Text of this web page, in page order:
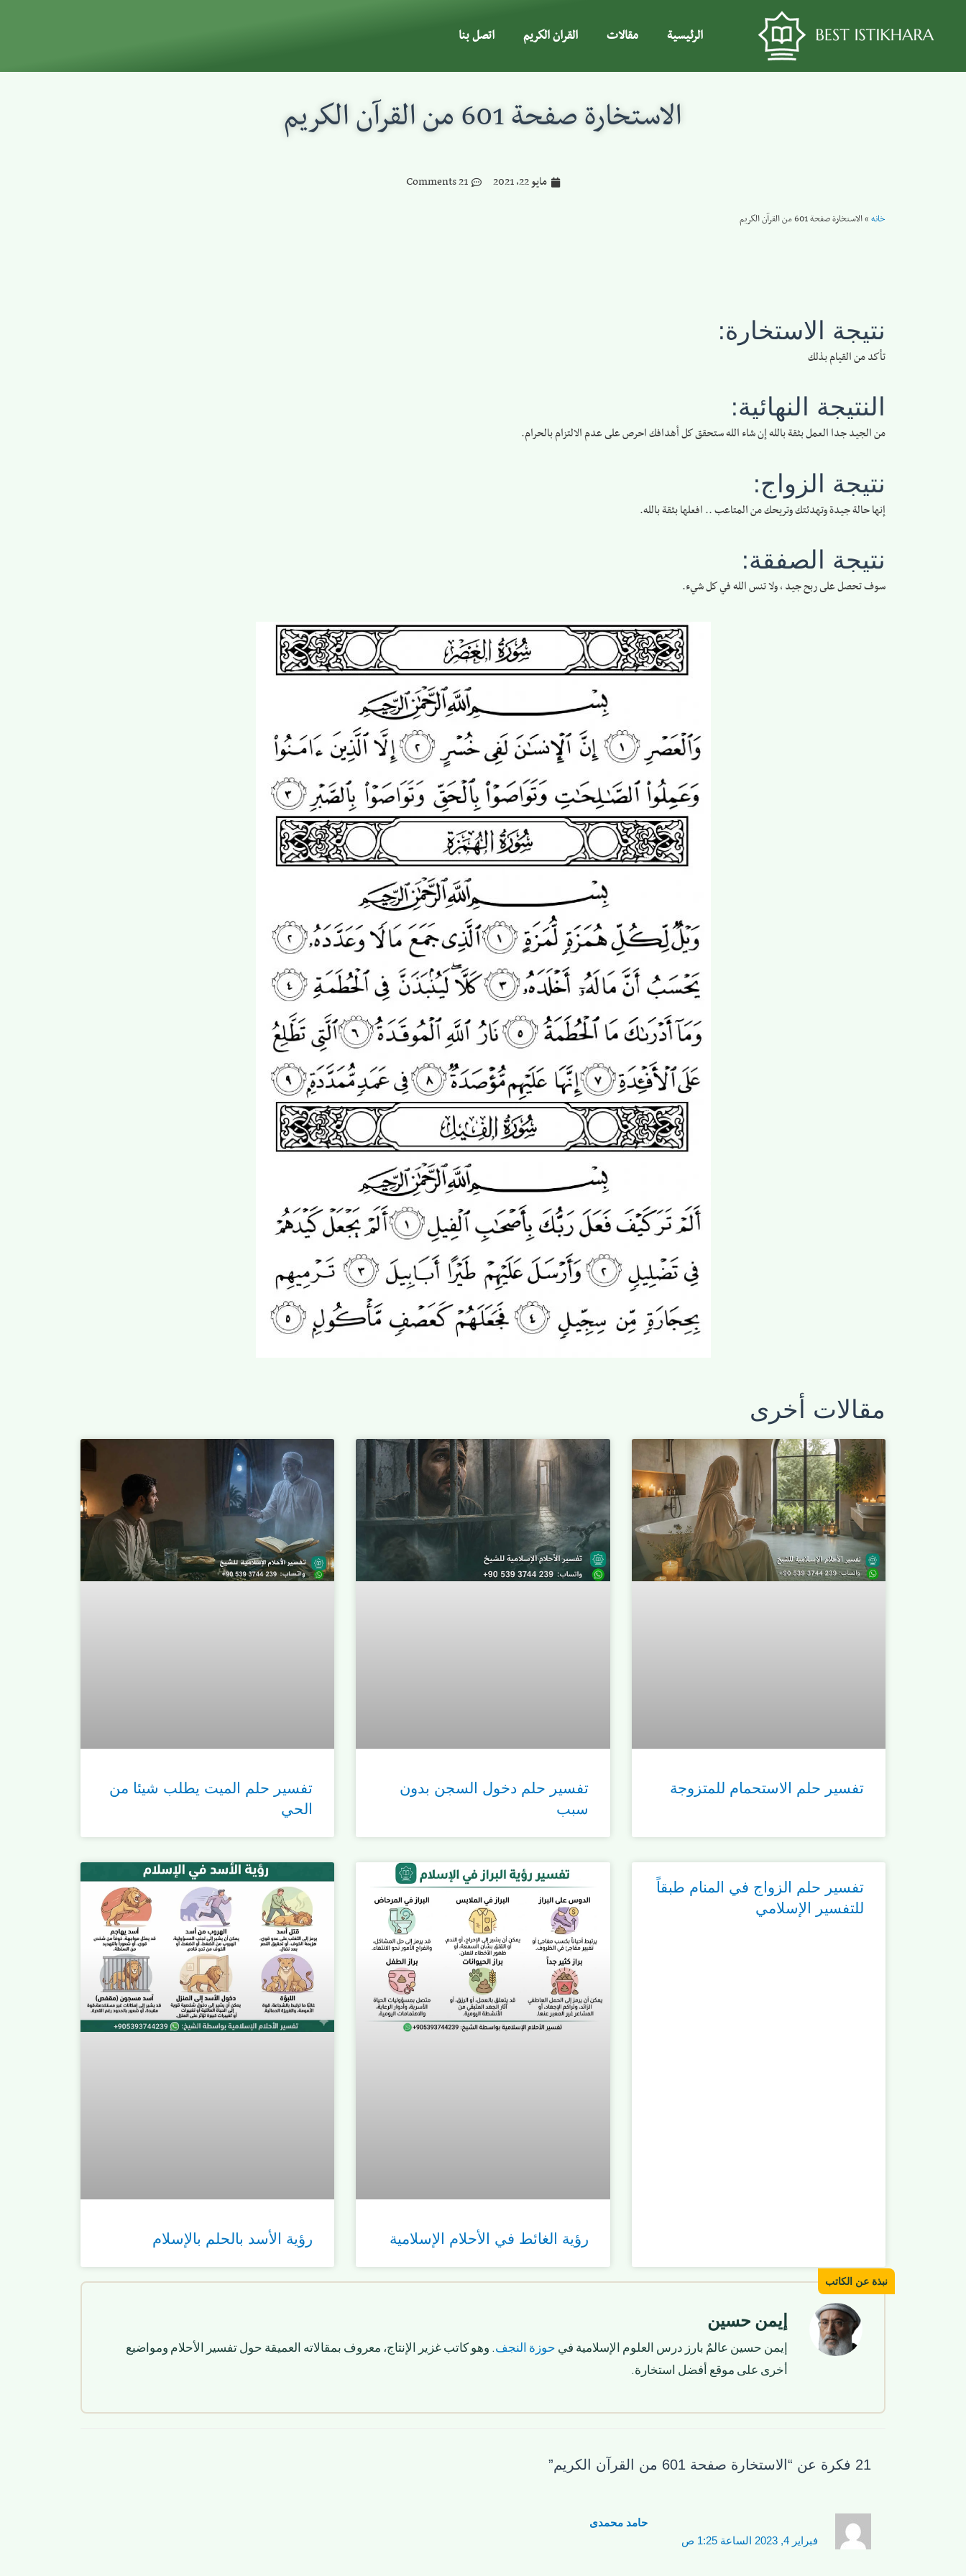
الرئيسية مقالات القران الكريم اتصل بنا
الاستخارة صفحة 601 من القرآن الكريم
مايو 22, 2021 21 Comments
خانه»الاستخارة صفحة 601 من القرآن الكريم
نتيجة الاستخارة:
تأكد من القيام بذلك
النتيجة النهائية:
من الجيد جدا العمل بثقة بالله إن شاء الله ستحقق كل أهدافك احرص على عدم الالتزام بالحرام.
نتيجة الزواج:
إنها حالة جيدة وتهدئتك وتريحك من المتاعب .. افعلها بثقة بالله.
نتيجة الصفقة:
سوف تحصل على ربح جيد ، ولا تنس الله في كل شيء.
مقالات أخرى
تفسير حلم الاستحمام للمتزوجة
تفسير حلم دخول السجن بدون
سبب
تفسير حلم الميت يطلب شيئا من
الحي
تفسير حلم الزواج في المنام طبقاً
للتفسير الإسلامي
رؤية الغائط في الأحلام الإسلامية رؤية الأسد بالحلم بالإسلام
إيمن حسين
إيمن حسين عالمٌ بارز درس العلوم الإسلامية في حوزة النجف. وهو كاتب غزير الإنتاج، معروف بمقالاته العميقة حول تفسير الأحلام ومواضيع
أخرى على موقع أفضل استخارة.
21 فكرة عن “الاستخارة صفحة 601 من القرآن الكريم”
حامد محمدی
فبراير 4, 2023 الساعة 1:25 ص